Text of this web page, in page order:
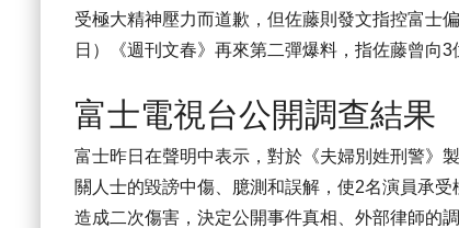
受極大精神壓力而道歉，但佐藤則發文指控富士
日）《週刊文春》再來第二彈爆料，指佐藤曾向
富士電視台公開調查結果
富士昨日在聲明中表示，對於《夫婦別姓刑警》
關人士的毀謗中傷、臆測和誤解，使2名演員承
造成二次傷害，決定公開事件真相、外部律師的